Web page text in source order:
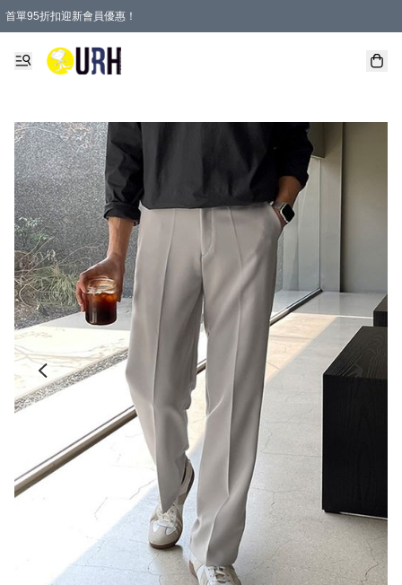
首單95折扣迎新會員優惠！
特選會員可享全單低至 95 折優惠！
單一訂單滿HKD600(澳門HKD800)包郵寄順豐送到家。